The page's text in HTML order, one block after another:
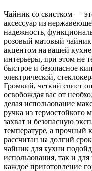
Чайник со свистком —
аксессуар из
надежность,
розовый матовый
акцентом на вашей
интерьеры, при этом не
быстрое и безопасное
электрической,
Громкий, четкий свист
освобождая вас от
делая использование
ручка из термостойкого
захват и безопасную
температуре, а прочный
рассчитан на долгий
чайник для кухни
использования, так и
каждое приготовление